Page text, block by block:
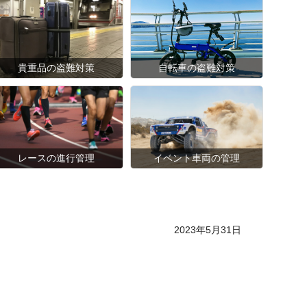
貴重品の盗難対策 自転車の盗難対策
レースの進行管理 イベント車両の管理
2023年5月31日